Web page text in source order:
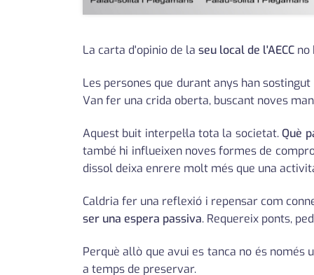
La carta d'opinio de la seu local de l'AECC no
Les persones que durant anys han
Van fer una crida oberta, buscant noves
Aquest buit interpel·la tota la societat. Què
també hi influeixen noves formes de
dissol deixa enrere molt més que una
Caldria fer una reflexió i repensar com
ser una espera passiva. Requereix ponts,
Perquè allò que avui es tanca no és només
a temps de preservar.